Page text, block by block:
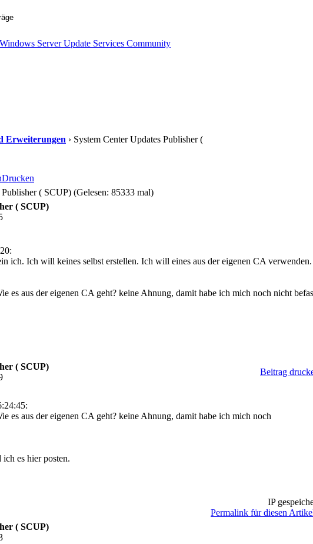
Erweiterungen › System Center Updates Publisher (
Drucken
( SCUP) (Gelesen: 85333 mal)
( SCUP)
ich. Ich will keines selbst erstellen. Ich will eines aus der eigenen CA
es aus der eigenen CA geht? keine Ahnung, damit habe ich mich noch nicht
( SCUP)
Beitrag
es aus der eigenen CA geht? keine Ahnung, damit habe ich mich noch
es hier posten.
IP
Permalink für diesen
( SCUP)